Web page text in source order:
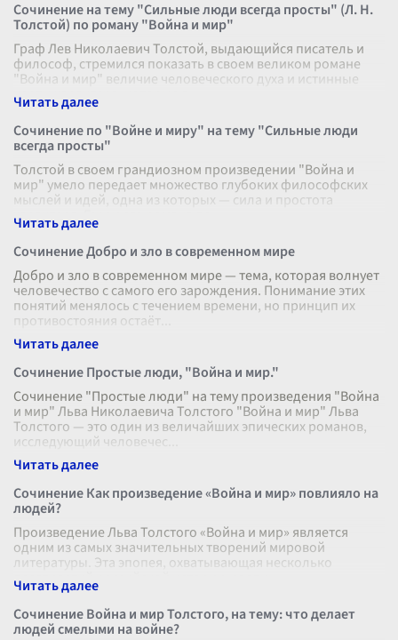
Сочинение на тему "Сильные люди всегда просты" (Л. Н.
Толстой) по роману "Война и мир"
Граф Лев Николаевич Толстой, выдающийся писатель и
философ, стремился показать в своем великом романе
"Война и мир" величие человеческого духа и истинные
черты характера, которые д
Сочинение по "Войне и миру" на тему "Сильные люди
всегда просты"
Толстой в своем грандиозном произведении "Война и
мир" умело передает множество глубоких философских
мыслей и идей, одна из которых — сила и простота
характера. Герои его романа де
Сочинение Добро и зло в современном мире
Добро и зло в современном мире — тема, которая волнует
человечество с самого его зарождения. Понимание этих
понятий менялось с течением времени, но принцип их
противостояния остаёт
Сочинение Простые люди, "Война и мир."
Сочинение "Простые люди" на тему произведения "Война
и мир" Льва Николаевича Толстого "Война и мир" Льва
Толстого — это один из величайших эпических романов,
исследующий человечес
Сочинение Как произведение «Война и мир» повлияло на
людей?
Произведение Льва Толстого «Война и мир» является
одним из самых значительных творений мировой
литературы. Эта эпопея, охватывающая несколько
десятилетий российской истории, соедин
Сочинение Война и мир Толстого, на тему: что делает
людей смелыми на войне?